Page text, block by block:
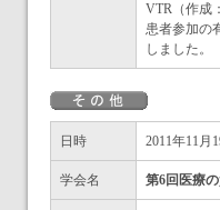
VTR（作成
患者参加の
しました。
日時 2011年11月
学会名 第6回医療